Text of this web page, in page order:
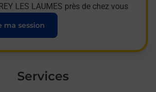
LES LAUMES près de chez vous
ma session
Services